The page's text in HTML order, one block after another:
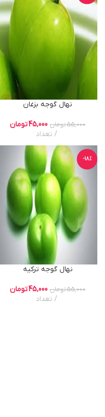
نهال گوجه بزغان
55,000تومان 45,000تومان
تعداد
-18%
نهال گوجه ترکیه
55,000تومان 45,000تومان
تعداد